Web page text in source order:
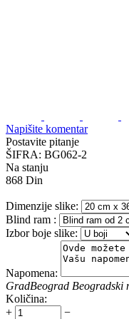
Napišite komentar
Postavite pitanje
ŠIFRA: BG062-2
Na stanju
868 Din
Dimenzije slike:
Blind ram :
Izbor boje slike:
Napomena:
GradBeograd Beogradski
Količina:
+
−